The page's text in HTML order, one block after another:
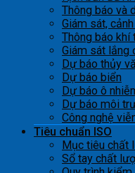
Thông báo và
Giám sát,
Thông báo khí
Giám sát lắng
Dự báo thủy
Dự báo biển
Dự báo ô
Dự báo môi
Công nghệ
Tiêu chuẩn ISO
Mục tiêu chất
Sổ tay chất